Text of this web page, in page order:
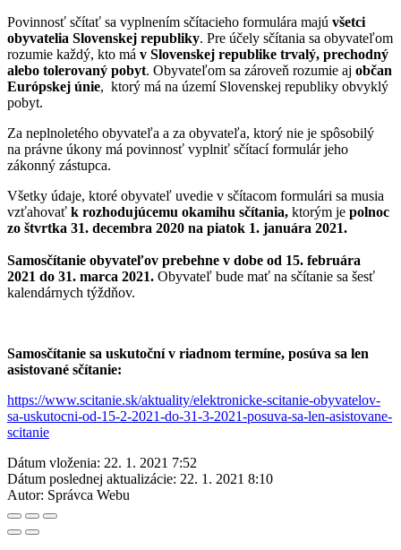
Povinnosť sčítať sa vyplnením sčítacieho formulára majú všetci
obyvatelia Slovenskej republiky. Pre účely sčítania sa obyvateľom
rozumie každý, kto má v Slovenskej republike trvalý, prechodný
alebo tolerovaný pobyt. Obyvateľom sa zároveň rozumie aj občan
Európskej únie, ktorý má na území Slovenskej republiky obvyklý
pobyt.
Za neplnoletého obyvateľa a za obyvateľa, ktorý nie je spôsobilý
na právne úkony má povinnosť vyplniť sčítací formulár jeho
zákonný zástupca.
Všetky údaje, ktoré obyvateľ uvedie v sčítacom formulári sa musia
vzťahovať k rozhodujúcemu okamihu sčítania, ktorým je polnoc
zo štvrtka 31. decembra 2020 na piatok 1. januára 2021.
Samosčítanie obyvateľov prebehne v dobe od 15. februára
2021 do 31. marca 2021. Obyvateľ bude mať na sčítanie sa šesť
kalendárnych týždňov.
Samosčítanie sa uskutoční v riadnom termíne, posúva sa len
asistované sčítanie:
https://www.scitanie.sk/aktuality/elektronicke-scitanie-obyvatelov-
sa-uskutocni-od-15-2-2021-do-31-3-2021-posuva-sa-len-asistovane-
scitanie
Dátum vloženia: 22. 1. 2021 7:52
Dátum poslednej aktualizácie: 22. 1. 2021 8:10
Autor: Správca Webu